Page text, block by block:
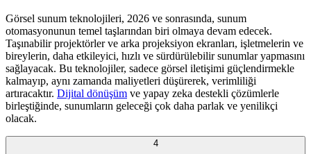
Görsel sunum teknolojileri, 2026 ve sonrasında, sunum
otomasyonunun temel taşlarından biri olmaya devam edecek.
Taşınabilir projektörler ve arka projeksiyon ekranları, işletmelerin ve
bireylerin, daha etkileyici, hızlı ve sürdürülebilir sunumlar yapmasını
sağlayacak. Bu teknolojiler, sadece görsel iletişimi güçlendirmekle
kalmayıp, aynı zamanda maliyetleri düşürerek, verimliliği
artıracaktır. Dijital dönüşüm ve yapay zeka destekli çözümlerle
birleştiğinde, sunumların geleceği çok daha parlak ve yenilikçi
olacak.
4